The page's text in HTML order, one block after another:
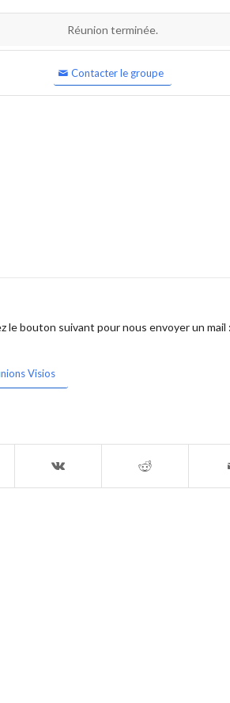
Réunion terminée.
Contacter le groupe
bouton suivant pour nous envoyer un mail :
Visios